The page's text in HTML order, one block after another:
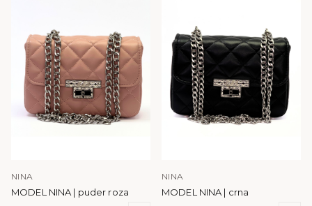
NINA
MODEL NINA | puder roza
NINA
MODEL NINA | crna